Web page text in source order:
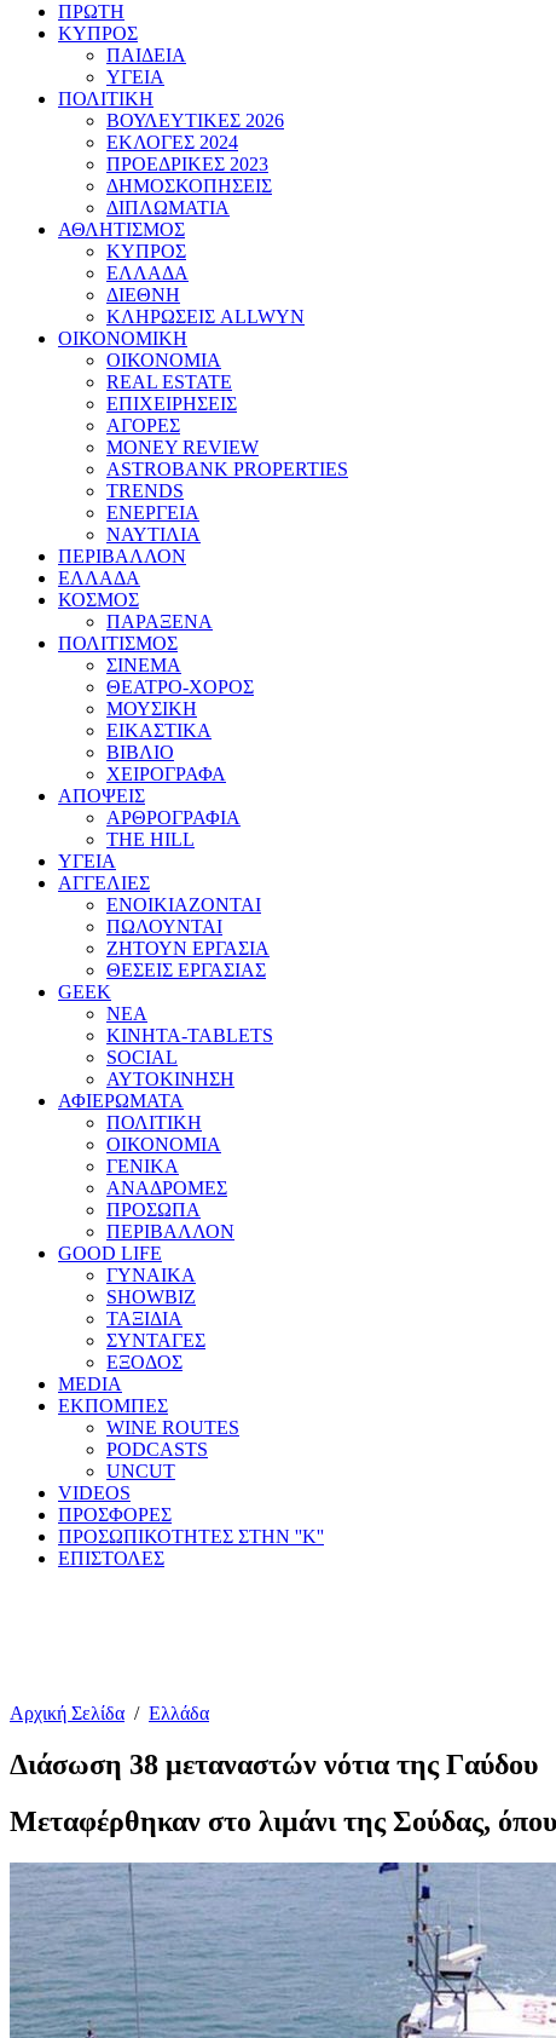
ΠΡΩΤΗ
ΚΥΠΡΟΣ
ΠΑΙΔΕΙΑ
ΥΓΕΙΑ
ΠΟΛΙΤΙΚΗ
ΒΟΥΛΕΥΤΙΚΕΣ 2026
ΕΚΛΟΓΕΣ 2024
ΠΡΟΕΔΡΙΚΕΣ 2023
ΔΗΜΟΣΚΟΠΗΣΕΙΣ
ΔΙΠΛΩΜΑΤΙΑ
ΑΘΛΗΤΙΣΜΟΣ
ΚΥΠΡΟΣ
ΕΛΛΑΔΑ
ΔΙΕΘΝΗ
ΚΛΗΡΩΣΕΙΣ ALLWYN
ΟΙΚΟΝΟΜΙΚΗ
ΟΙΚΟΝΟΜΙΑ
REAL ESTATE
ΕΠΙΧΕΙΡΗΣΕΙΣ
ΑΓΟΡΕΣ
MONEY REVIEW
ASTROBANK PROPERTIES
TRENDS
ΕΝΕΡΓΕΙΑ
ΝΑΥΤΙΛΙΑ
ΠΕΡΙΒΑΛΛΟΝ
ΕΛΛΑΔΑ
ΚΟΣΜΟΣ
ΠΑΡΑΞΕΝΑ
ΠΟΛΙΤΙΣΜΟΣ
ΣΙΝΕΜΑ
ΘΕΑΤΡΟ-ΧΟΡΟΣ
ΜΟΥΣΙΚΗ
ΕΙΚΑΣΤΙΚΑ
ΒΙΒΛΙΟ
ΧΕΙΡΟΓΡΑΦΑ
ΑΠΟΨΕΙΣ
ΑΡΘΡΟΓΡΑΦΙΑ
THE HILL
ΥΓΕΙΑ
ΑΓΓΕΛΙΕΣ
ΕΝΟΙΚΙΑΖΟΝΤΑΙ
ΠΩΛΟΥΝΤΑΙ
ΖΗΤΟΥΝ ΕΡΓΑΣΙΑ
ΘΕΣΕΙΣ ΕΡΓΑΣΙΑΣ
GEEK
ΝΕΑ
ΚΙΝΗΤΑ-TABLETS
SOCIAL
ΑΥΤΟΚΙΝΗΣΗ
ΑΦΙΕΡΩΜΑΤΑ
ΠΟΛΙΤΙΚΗ
ΟΙΚΟΝΟΜΙΑ
ΓΕΝΙΚΑ
ΑΝΑΔΡΟΜΕΣ
ΠΡΟΣΩΠΑ
ΠΕΡΙΒΑΛΛΟΝ
GOOD LIFE
ΓΥΝΑΙΚΑ
SHOWBIZ
ΤΑΞΙΔΙΑ
ΣΥΝΤΑΓΕΣ
ΕΞΟΔΟΣ
MEDIA
ΕΚΠΟΜΠΕΣ
WINE ROUTES
PODCASTS
UNCUT
VIDEOS
ΠΡΟΣΦΟΡΕΣ
ΠΡΟΣΩΠΙΚΟΤΗΤΕΣ ΣΤΗΝ ''Κ''
ΕΠΙΣΤΟΛΕΣ
Αρχική Σελίδα / Ελλάδα
Διάσωση 38 μεταναστών νότια της Γαύδου
Μεταφέρθηκαν στο λιμάνι της Σούδας, όπου